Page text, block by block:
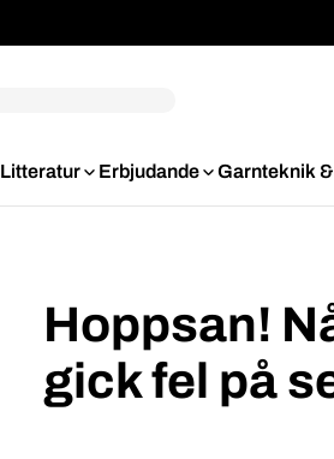
Litteratur Erbjudande Garnteknik
Hoppsan!
gick fel på